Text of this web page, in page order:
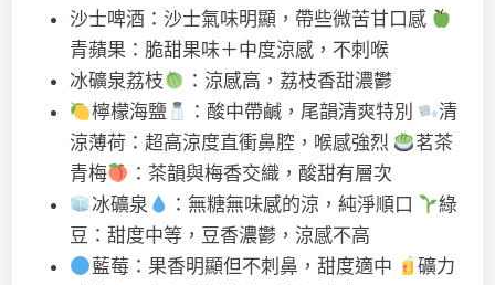
沙士啤酒：沙士氣味明顯，帶些微苦甘口感
青蘋果：脆甜果味＋中度涼感，不刺喉
冰礦泉荔枝
：涼感高，荔枝香甜濃鬱
檸檬海鹽
：酸中帶鹹，尾韻清爽特別
清
涼薄荷：超高涼度直衝鼻腔，喉感強烈
茗茶
青梅
：茶韻與梅香交織，酸甜有層次
冰礦泉
：無糖無味感的涼，純淨順口
綠
豆：甜度中等，豆香濃鬱，涼感不高
藍莓：果香明顯但不刺鼻，甜度適中
礦力